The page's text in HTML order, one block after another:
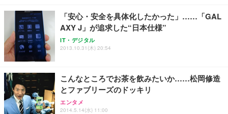
「安心・安全を具体化したかった」……「GAL
AXY J」が追求した“日本仕様”
IT・デジタル
2013.10.31(木) 20:54
こんなところでお茶を飲みたいか……松岡修造
とファブリーズのドッキリ
エンタメ
2014.5.14(水) 11:00